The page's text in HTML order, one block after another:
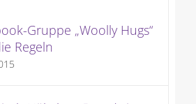
Gruppe „Woolly Hugs“
Regeln